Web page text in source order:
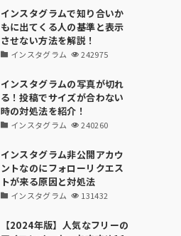
インスタグラムで知り合いか
もに出てくる人の基準と表示
させない方法を解説！
インスタグラム 242975
インスタグラムの写真が切れ
る！投稿でサイズが合わない
時の対処法を紹介！
インスタグラム 240260
インスタグラム非公開アカウ
ントなのにフォローリクエス
トが来る原因と対処法
インスタグラム 131432
【2024年版】人気なフリーの